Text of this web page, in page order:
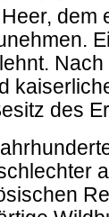
dem
des